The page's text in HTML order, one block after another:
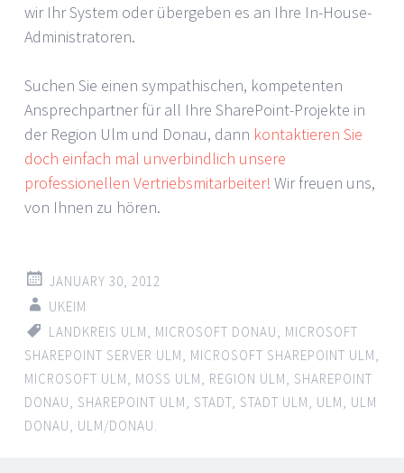
wir Ihr System oder übergeben es an Ihre In-House-
Administratoren.
Suchen Sie einen sympathischen, kompetenten
Ansprechpartner für all Ihre SharePoint-Projekte in
der Region Ulm und Donau, dann kontaktieren Sie
doch einfach mal unverbindlich unsere
professionellen Vertriebsmitarbeiter! Wir freuen uns,
von Ihnen zu hören.
JANUARY 30, 2012
UKEIM
LANDKREIS ULM, MICROSOFT DONAU, MICROSOFT
SHAREPOINT SERVER ULM, MICROSOFT SHAREPOINT ULM,
MICROSOFT ULM, MOSS ULM, REGION ULM, SHAREPOINT
DONAU, SHAREPOINT ULM, STADT, STADT ULM, ULM, ULM
DONAU, ULM/DONAU.